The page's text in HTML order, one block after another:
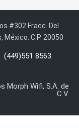
#302 Fracc. Del
C.P. 20050
(449)551 8563
Morph Wifi, S.A. de
C.V.